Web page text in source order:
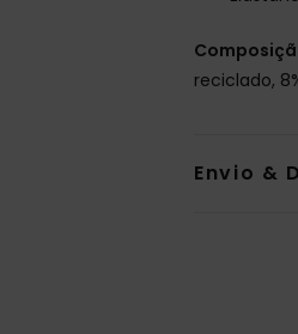
reciclado,
Envio &